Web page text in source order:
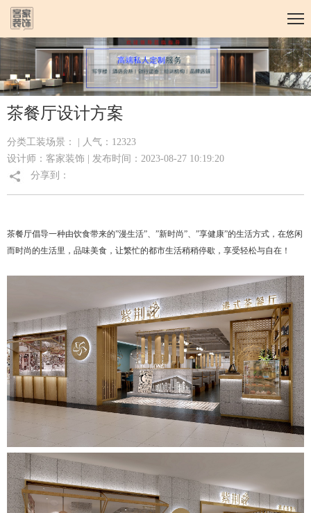
茶餐厅设计方案
分类工装场景： | 人气：12323
设计师：客家装饰 | 发布时间：2023-08-27 10:19:20
分享到：
茶餐厅倡导一种由饮食带来的”漫生活”、”新时尚”、”享健康”的生活方式，在悠闲
而时尚的生活里，品味美食，让繁忙的都市生活稍稍停歇，享受轻松与自在！